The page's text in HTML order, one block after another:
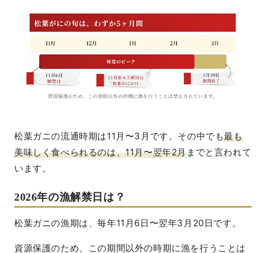
松葉ガニの流通時期は11月〜3月です。その中でも最も
美味しく食べられるのは、11月〜翌年2月までと言われて
います。
2026年の漁解禁日は？
松葉ガニの漁期は、毎年11月6日〜翌年3月20日です。
資源保護のため、この期間以外の時期に漁を行うことは